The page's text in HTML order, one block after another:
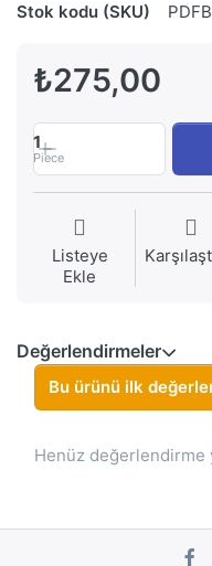
Stok kodu (SKU)
₺275,00
1
Piece
Listeye
Ekle
Değerlendirmeler
Bu ürünü ilk
Henüz değerlendirme